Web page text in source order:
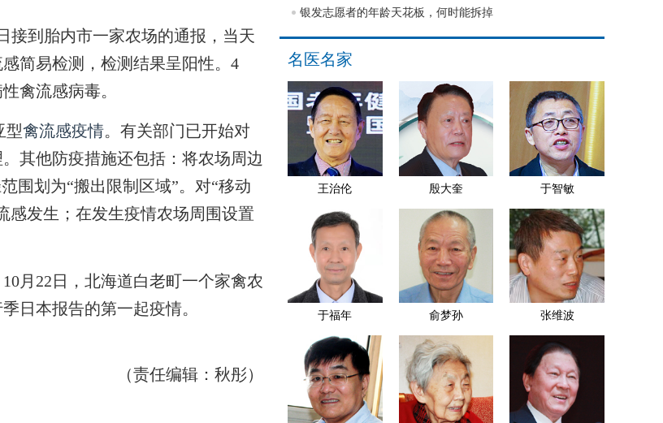
到胎内市一家农场的通报，当天
简易检测，检测结果呈阳性。4
禽流感病毒。
型禽流感疫情。有关部门已开始对
其他防疫措施还包括：将农场周边
围划为“搬出限制区域”。对“移动
感发生；在发生疫情农场周围设置
22日，北海道白老町一个家禽农
日本报告的第一起疫情。
（责任编辑：秋彤）
银发志愿者的年龄天花板，何时能拆掉
名医名家
王治伦 殷大奎 于智敏
于福年 俞梦孙 张维波